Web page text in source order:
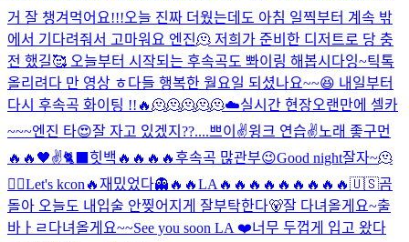
거 잘 챙겨먹어요!!!오늘 진짜 더웠는데도 아침 일찍부터 계속 밖
에서 기다려줘서 고마워요 엔진🫠 저희가 준비한 디저트로 당 충
전 했길🥰 오늘부터 시작되는 후속곡도 뽜이링 해봅시다잉~틱톡
올리려다 만 영상 ㅎ다들 행복한 월요일 되셨나요~~😆 내일부터
다시 후속곡 화이팅 !!🔥🫠🫠🫠🫠🫠☁️실시간 현장오랜만에 셀카
~~~엔진 타😍잘 자고 있겠지??....쁘이✌️윙크 연습✌️노래 좋구먼
🔥🔥 🖤✌️🐈‍⬛ 힛백🔥🔥🔥🔥후속곡 많관부😉Good night잘자~🫠
❤️‍🔥Let's kcon🔥재밌었다👻 🔥🔥LA🔥🔥🔥🔥🔥🔥🔥🔥🔥🇺🇸곰
돌아 오늘도 내입술 안찢어지게 잘부탁한다🐻잘 다녀올게요~출
바ㅏㄹ다녀올게요~~See you soon LA ❤️너무 두껍게 입고 왔다